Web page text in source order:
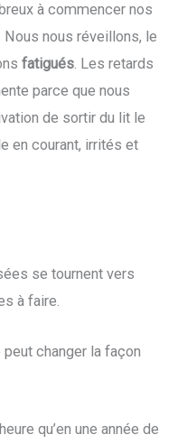
à commencer nos
nous réveillons, le
fatigués. Les retards
parce que nous
de sortir du lit le
en courant, irrités et
se tournent vers
à faire.
peut changer la façon
qu’en une année de